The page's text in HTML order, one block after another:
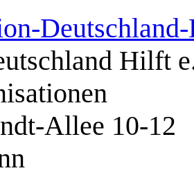
Hilft
Allee 10-12